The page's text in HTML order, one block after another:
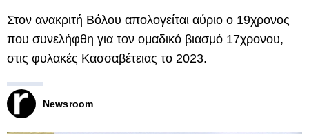
Στον ανακριτή Βόλου απολογείται αύριο ο 19χρονος
που συνελήφθη για τον ομαδικό βιασμό 17χρονου,
στις φυλακές Κασσαβέτειας το 2023.
Newsroom